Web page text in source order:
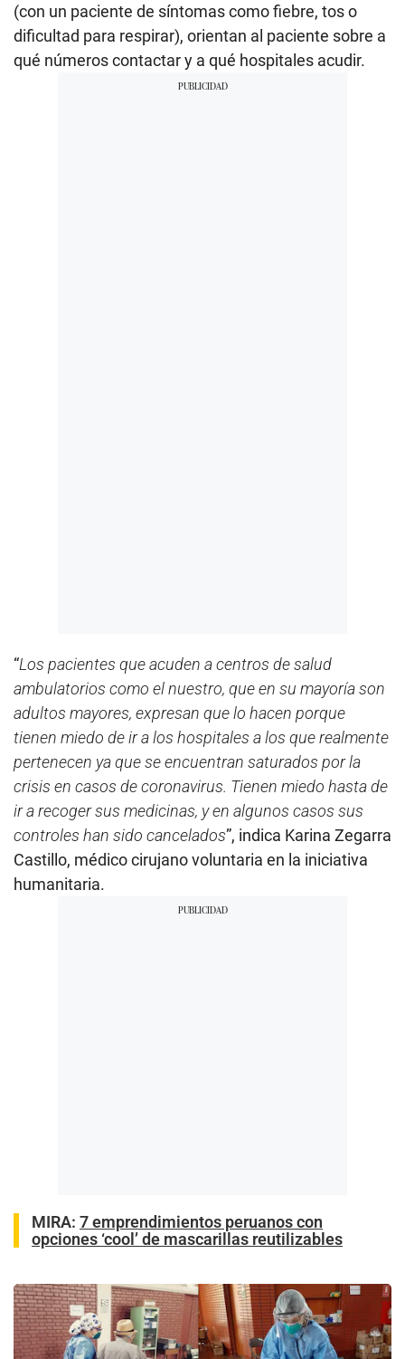
(con un paciente de síntomas como fiebre, tos o
dificultad para respirar), orientan al paciente sobre a
qué números contactar y a qué hospitales acudir.
“Los pacientes que acuden a centros de salud
ambulatorios como el nuestro, que en su mayoría son
adultos mayores, expresan que lo hacen porque
tienen miedo de ir a los hospitales a los que realmente
pertenecen ya que se encuentran saturados por la
crisis en casos de coronavirus. Tienen miedo hasta de
ir a recoger sus medicinas, y en algunos casos sus
controles han sido cancelados”, indica Karina Zegarra
Castillo, médico cirujano voluntaria en la iniciativa
humanitaria.
MIRA: 7 emprendimientos peruanos con
opciones ‘cool’ de mascarillas reutilizables